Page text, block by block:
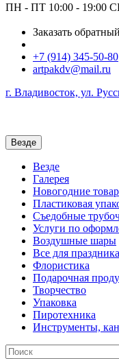
ПН - ПТ 10:00 - 19:00
Заказать
+7 (914) 345-50-80
artpakdv@mail.ru
г. Владивосток, ул.
Везде
Везде
Галерея
Новогодние
Пластиковая
Съедобные
Услуги по
Воздушные шары
Все для праздника
Флористика
Подарочная
Творчество
Упаковка
Пиротехника
Инструменты,